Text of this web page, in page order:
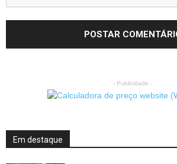
- Publicidade -
Em destaque